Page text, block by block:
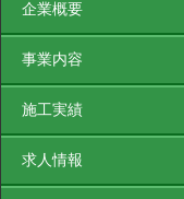
企業概要
事業内容
施工実績
求人情報